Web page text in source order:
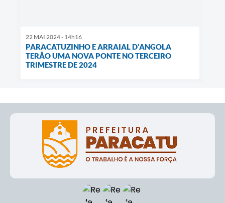
22 MAI 2024 - 14h16
PARACATUZINHO E ARRAIAL D’ANGOLA
TERÃO UMA NOVA PONTE NO TERCEIRO
TRIMESTRE DE 2024